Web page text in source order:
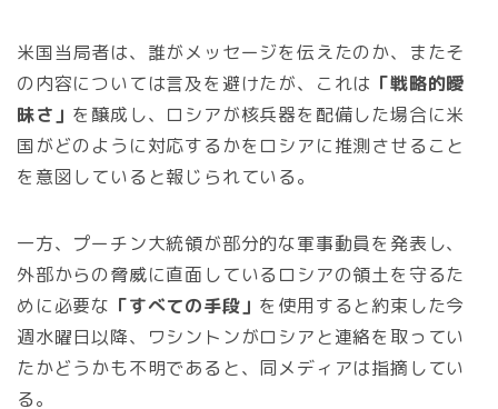
米国当局者は、誰がメッセージを伝えたのか、またそ
の内容については言及を避けたが、これは 「戦略的曖
昧さ」 を醸成し、ロシアが核兵器を配備した場合に米
国がどのように対応するかをロシアに推測させること
を意図していると報じられている。
一方、プーチン大統領が部分的な軍事動員を発表し、
外部からの脅威に直面しているロシアの領土を守るた
めに必要な 「すべての手段」 を使用すると約束した今
週水曜日以降、ワシントンがロシアと連絡を取ってい
たかどうかも不明であると、同メディアは指摘してい
る。